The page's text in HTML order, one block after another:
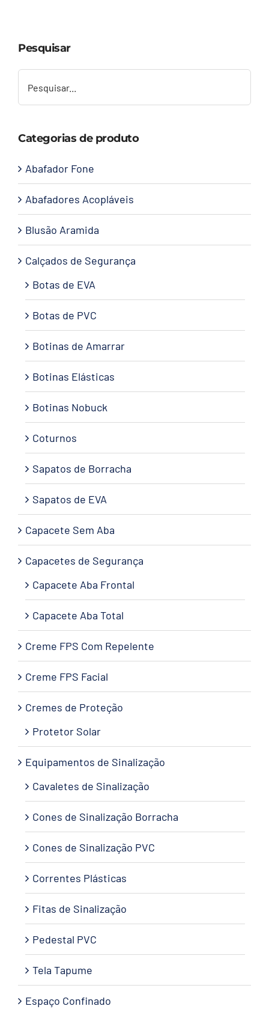
Contato
Pesquisar
Categorias de produto
Abafador Fone
Abafadores Acopláveis
Blusão Aramida
Calçados de Segurança
Botas de EVA
Botas de PVC
Botinas de Amarrar
Botinas Elásticas
Botinas Nobuck
Coturnos
Sapatos de Borracha
Sapatos de EVA
Capacete Sem Aba
Capacetes de Segurança
Capacete Aba Frontal
Capacete Aba Total
Creme FPS Com Repelente
Creme FPS Facial
Cremes de Proteção
Protetor Solar
Equipamentos de Sinalização
Cavaletes de Sinalização
Cones de Sinalização Borracha
Cones de Sinalização PVC
Correntes Plásticas
Fitas de Sinalização
Pedestal PVC
Tela Tapume
Espaço Confinado